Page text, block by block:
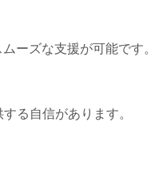
ーズな支援が可能です。
る自信があります。